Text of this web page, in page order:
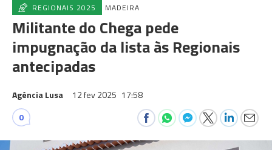
REGIONAIS 2025 MADEIRA
Militante do Chega pede
impugnação da lista às Regionais
antecipadas
Agência Lusa 12 fev 2025 17:58
0